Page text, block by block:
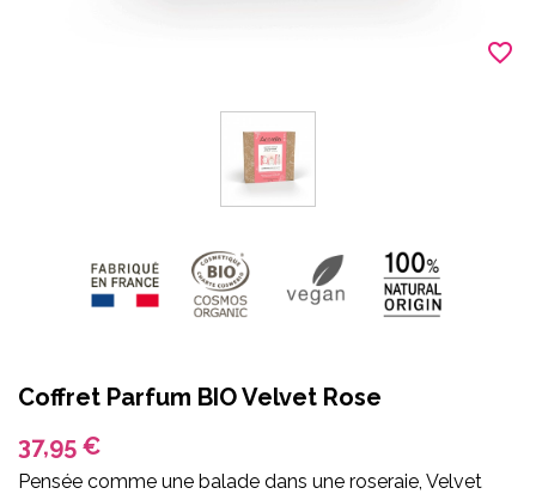
favorite_border
Coffret Parfum BIO Velvet Rose
37,95 €
Pensée comme une balade dans une roseraie, Velvet